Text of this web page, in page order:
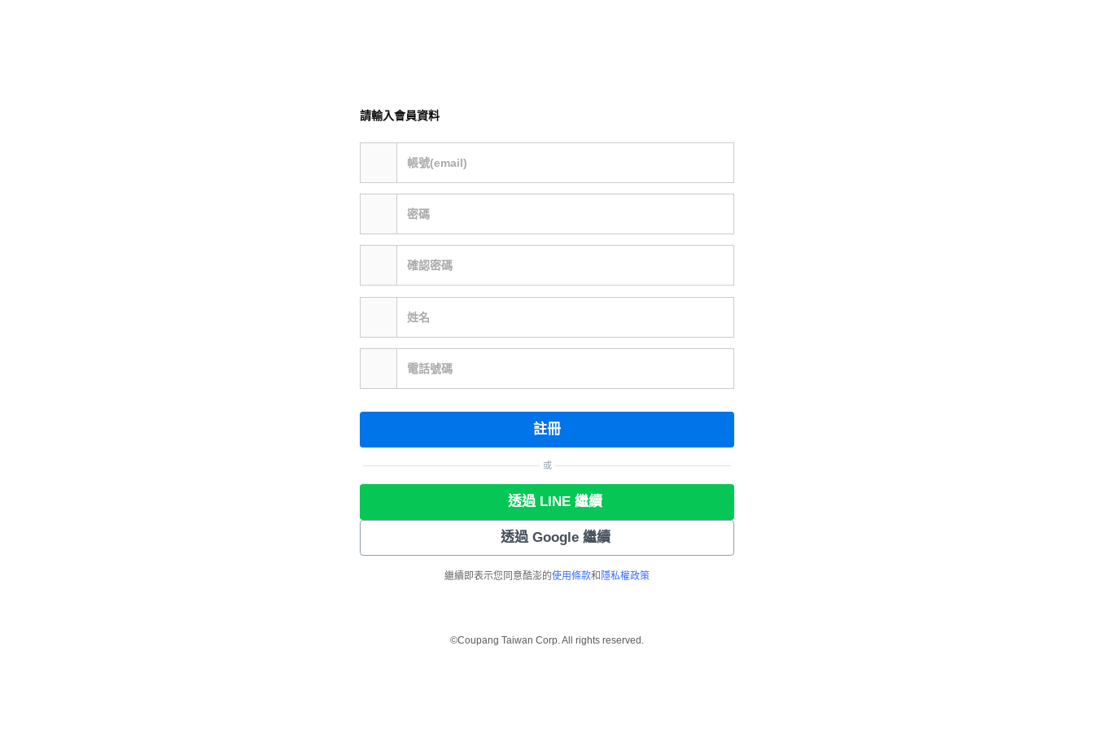
請輸入會員資料
帳號(email)
密碼
確認密碼
姓名
電話號碼
註冊
或
透過 LINE 繼續
透過 Google 繼續
繼續即表示您同意酷澎的使用條款和 隱私權政策
©Coupang Taiwan Corp. All rights reserved.